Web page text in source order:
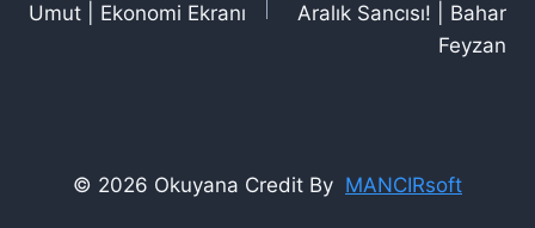
Umut | Ekonomi Ekranı
Aralık Sancısı! | Bahar
Feyzan
© 2026 Okuyana Credit By MANCIRsoft